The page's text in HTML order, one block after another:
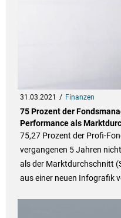
31.03.2021 Finanzen
75 Prozent der
Performance als
75,27 Prozent der Profi-
vergangenen 5 Jahren
als der Marktdurchschnitt
aus einer neuen Infografik